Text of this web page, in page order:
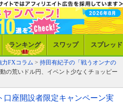
ランキング スワップ スプレッド
力FXコラム > 持田有紀子の「戦うオンナの
の荒いドル円、イベント少なくチョッピー
口座開設者限定キャンペーン実